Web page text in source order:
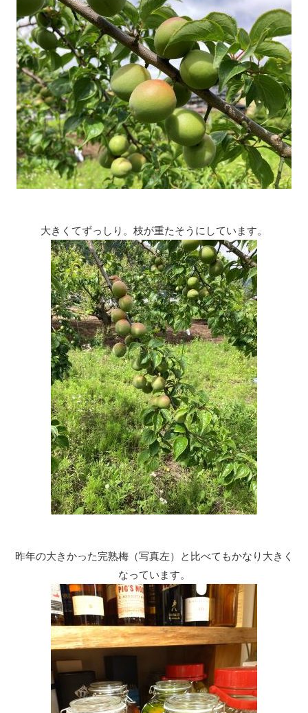
大きくてずっしり。枝が重たそうにしています。
昨年の大きかった完熟梅（写真左）と比べてもかなり大きく
なっています。